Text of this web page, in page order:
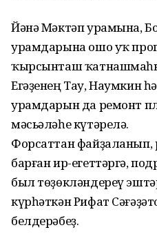
Йәнә Мәктәп урамына,
урамдарына ошо уҡ
ҡырсынташ
Егәҙенең Тау, Наумкин
урамдарын да ремонт
мәсьәләһе күтәрелә.
Форсаттан
барған ир-егеттәргә,
был төҙөкләндереү
күрһәткән Рифат
белдерәбеҙ.